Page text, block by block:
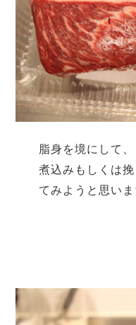
脂身を境にして
煮込みもしくは
てみようと思いま